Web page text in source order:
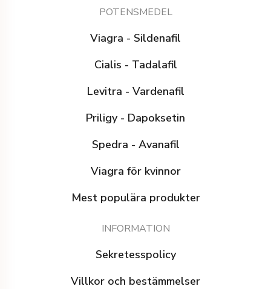
POTENSMEDEL
Viagra - Sildenafil
Cialis - Tadalafil
Levitra - Vardenafil
Priligy - Dapoksetin
Spedra - Avanafil
Viagra för kvinnor
Mest populära produkter
INFORMATION
Sekretesspolicy
Villkor och bestämmelser